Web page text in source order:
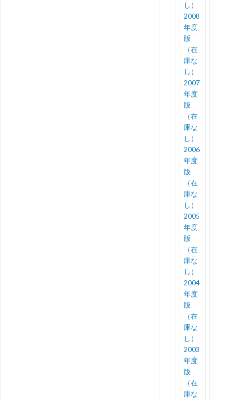
し）
2008
年度
版
（在
庫な
し）
2007
年度
版
（在
庫な
し）
2006
年度
版
（在
庫な
し）
2005
年度
版
（在
庫な
し）
2004
年度
版
（在
庫な
し）
2003
年度
版
（在
庫な